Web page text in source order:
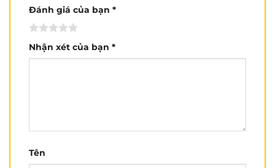
CSKH:1900 3123
Đánh giá của bạn *
Nhận xét của bạn *
Tên